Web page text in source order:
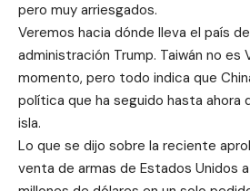
pero muy arriesgados.
Veremos hacia dónde lleva el país
administración Trump. Taiwán no es
momento, pero todo indica que
política que ha seguido hasta ahora
isla.
Lo que se dijo sobre la reciente
venta de armas de Estados Unidos a